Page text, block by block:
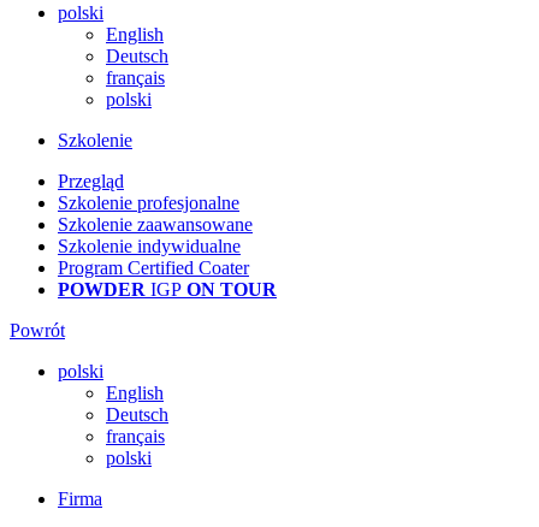
polski
English
Deutsch
français
polski
Szkolenie
Przegląd
Szkolenie profesjonalne
Szkolenie zaawansowane
Szkolenie indywidualne
Program Certified Coater
POWDER IGP ON TOUR
Powrót
polski
English
Deutsch
français
polski
Firma